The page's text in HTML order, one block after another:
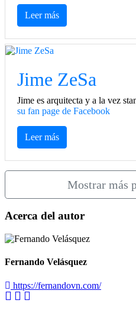
Leer más
Jime ZeSa
Jime es arquitecta y a la vez
su fan page de Facebook
Leer más
Mostrar más
Acerca del autor
Fernando Velásquez
https://fernandovn.com/